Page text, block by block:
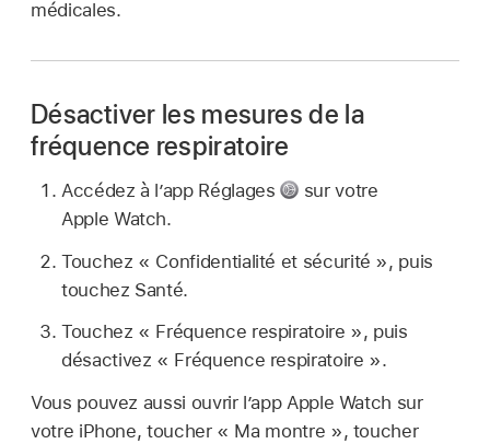
médicales.
Désactiver les mesures de la
fréquence respiratoire
Accédez à l’app Réglages
sur votre
Apple Watch.
Touchez « Confidentialité et sécurité », puis
touchez Santé.
Touchez « Fréquence respiratoire », puis
désactivez « Fréquence respiratoire ».
Vous pouvez aussi ouvrir l’app Apple Watch sur
votre iPhone, toucher « Ma montre », toucher